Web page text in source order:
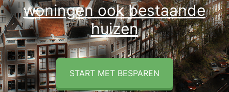
woningen ook bestaande
huizen
START MET BESPAREN